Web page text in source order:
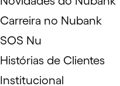
Carreira no Nubank
SOS Nu
Histórias de Clientes
Institucional